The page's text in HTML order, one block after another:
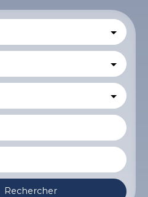
Rechercher